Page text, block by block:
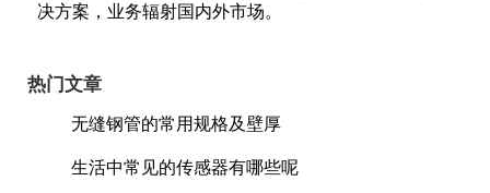
决方案，业务辐射国内外市场。
热门文章
无缝钢管的常用规格及壁厚
生活中常见的传感器有哪些呢